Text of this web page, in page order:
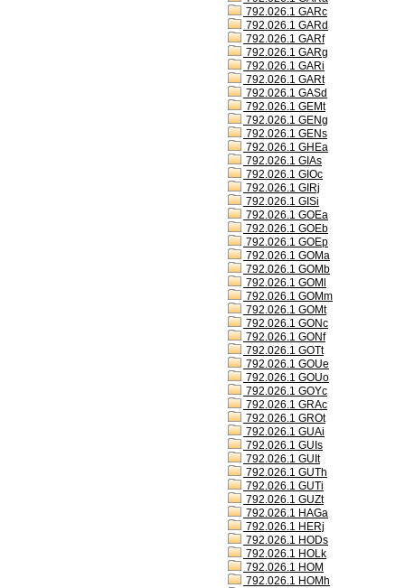
792.026.1 GARc
792.026.1 GARd
792.026.1 GARf
792.026.1 GARg
792.026.1 GARi
792.026.1 GARt
792.026.1 GASd
792.026.1 GEMt
792.026.1 GENg
792.026.1 GENs
792.026.1 GHEa
792.026.1 GIAs
792.026.1 GIOc
792.026.1 GIRj
792.026.1 GISi
792.026.1 GOEa
792.026.1 GOEb
792.026.1 GOEp
792.026.1 GOMa
792.026.1 GOMb
792.026.1 GOMl
792.026.1 GOMm
792.026.1 GOMt
792.026.1 GONc
792.026.1 GONf
792.026.1 GOTt
792.026.1 GOUe
792.026.1 GOUo
792.026.1 GOYc
792.026.1 GRAc
792.026.1 GROt
792.026.1 GUAi
792.026.1 GUIs
792.026.1 GUIt
792.026.1 GUTh
792.026.1 GUTi
792.026.1 GUZt
792.026.1 HAGa
792.026.1 HERj
792.026.1 HODs
792.026.1 HOLk
792.026.1 HOM
792.026.1 HOMh